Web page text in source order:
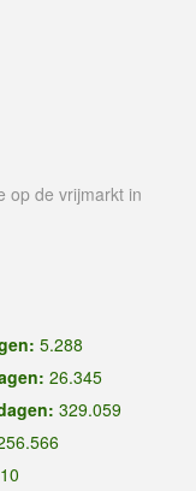
op de vrijmarkt in
5.288
26.345
329.059